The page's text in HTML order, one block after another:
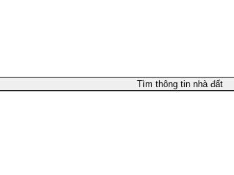
Tìm thông tin nhà đất